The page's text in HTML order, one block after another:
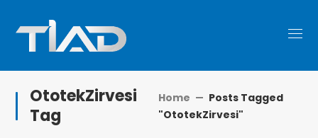
OtotekZirvesi
Tag
Home
Posts Tagged
"OtotekZirvesi"